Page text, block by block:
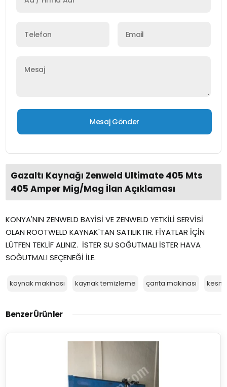
Gazaltı Kaynağı Zenweld Ultimate 405 Mts
405 Amper Mig/Mag İlan Açıklaması
KONYA'NIN ZENWELD BAYİSİ VE ZENWELD YETKİLİ SERVİSİ
OLAN ROOTWELD KAYNAK'TAN SATILIKTIR. FİYATLAR İÇİN
LÜTFEN TEKLİF ALINIZ. İSTER SU SOĞUTMALI İSTER HAVA
SOĞUTMALI SEÇENEĞİ İLE.
kaynak makinası kaynak temizleme çanta makinası
Benzer Ürünler